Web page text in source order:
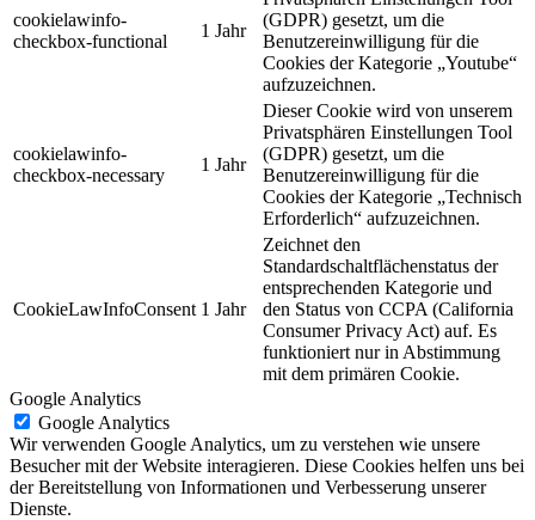
cookielawinfo-
checkbox-functional
1 Jahr
(GDPR) gesetzt, um die
Benutzereinwilligung für die
Cookies der Kategorie „Youtube“
aufzuzeichnen.
cookielawinfo-
checkbox-necessary
1 Jahr
Dieser Cookie wird von unserem
Privatsphären Einstellungen Tool
(GDPR) gesetzt, um die
Benutzereinwilligung für die
Cookies der Kategorie „Technisch
Erforderlich“ aufzuzeichnen.
CookieLawInfoConsent 1 Jahr
Zeichnet den
Standardschaltflächenstatus der
entsprechenden Kategorie und
den Status von CCPA (California
Consumer Privacy Act) auf. Es
funktioniert nur in Abstimmung
mit dem primären Cookie.
Google Analytics
Google Analytics
Wir verwenden Google Analytics, um zu verstehen wie unsere
Besucher mit der Website interagieren. Diese Cookies helfen uns bei
der Bereitstellung von Informationen und Verbesserung unserer
Dienste.